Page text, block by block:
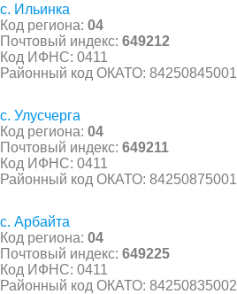
с. Ильинка
Код региона: 04
Почтовый индекс: 649212
Код ИФНС: 0411
Районный код ОКАТО: 84250845001
с. Улусчерга
Код региона: 04
Почтовый индекс: 649211
Код ИФНС: 0411
Районный код ОКАТО: 84250875001
с. Арбайта
Код региона: 04
Почтовый индекс: 649225
Код ИФНС: 0411
Районный код ОКАТО: 84250835002